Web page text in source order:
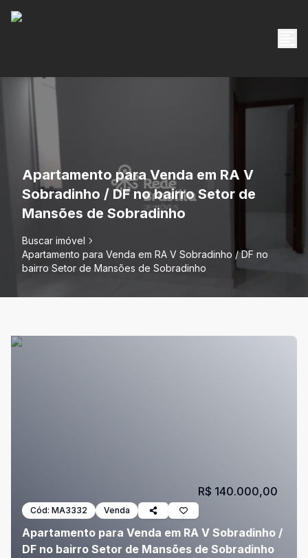
Apartamento para Venda em RA V
Sobradinho / DF no bairro Setor de
Mansões de Sobradinho
Buscar imóvel
Apartamento para Venda em RA V Sobradinho / DF no
bairro Setor de Mansões de Sobradinho
Cód: MA3332 Venda
Apartamento para Venda em RA V Sobradinho /
DF no bairro Setor de Mansões de Sobradinho
R$ 140.000,00